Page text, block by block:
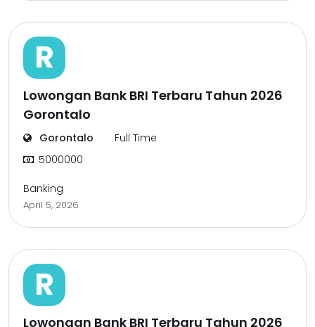
R
Lowongan Bank BRI Terbaru Tahun 2026
Gorontalo
Gorontalo
Full Time
5000000
Banking
April 5, 2026
R
Lowongan Bank BRI Terbaru Tahun 2026